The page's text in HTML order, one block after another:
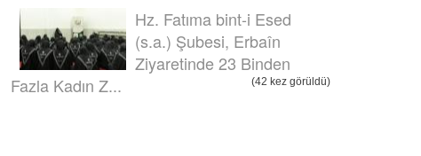
Hz. Fatıma bint-i Esed
(s.a.) Şubesi, Erbaîn
Ziyaretinde 23 Binden
Fazla Kadın Z...
(42 kez görüldü)